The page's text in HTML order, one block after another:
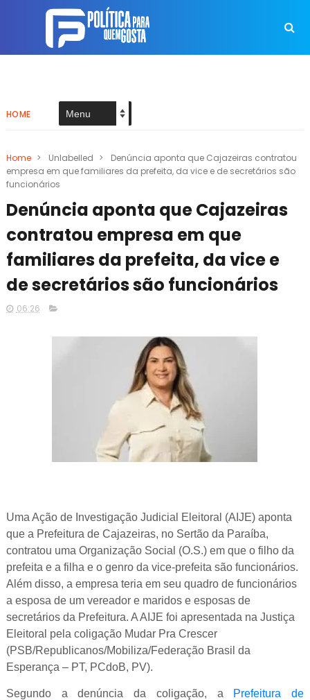
HOME
Home > Unlabelled >
Denúncia aponta que Cajazeiras contratou
empresa em que familiares da prefeita, da vice e de secretários são
funcionários
Denúncia aponta que Cajazeiras
contratou empresa em que
familiares da prefeita, da vice e
de secretários são funcionários
06:26
Uma Ação de Investigação Judicial Eleitoral (AIJE) aponta
que a Prefeitura de Cajazeiras, no Sertão da Paraíba,
contratou uma Organização Social (O.S.) em que o filho da
prefeita e a filha e o genro da vice-prefeita são funcionários.
Além disso, a empresa teria em seu quadro de funcionários
a esposa de um vereador e maridos e esposas de
secretários da Prefeitura. A AIJE foi apresentada na Justiça
Eleitoral pela coligação Mudar Pra Crescer
(PSB/Republicanos/Mobiliza/Federação Brasil da
Esperança – PT, PCdoB, PV).
Segundo a denúncia da coligação, a Prefeitura de